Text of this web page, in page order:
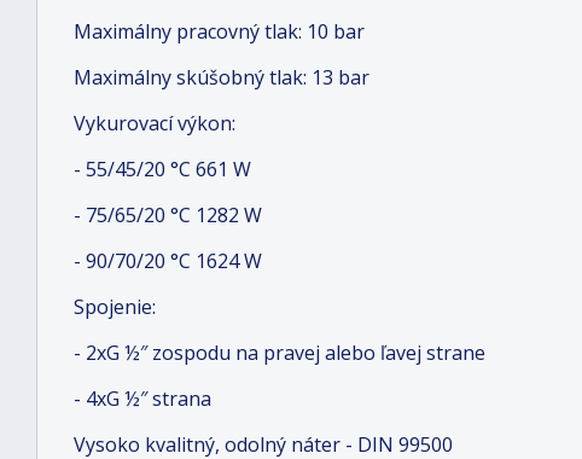
Maximálny pracovný tlak: 10 bar
Maximálny skúšobný tlak: 13 bar
Vykurovací výkon:
- 55/45/20 °C 661 W
- 75/65/20 °C 1282 W
- 90/70/20 °C 1624 W
Spojenie:
- 2xG ½″ zospodu na pravej alebo ľavej strane
- 4xG ½″ strana
Vysoko kvalitný, odolný náter - DIN 99500